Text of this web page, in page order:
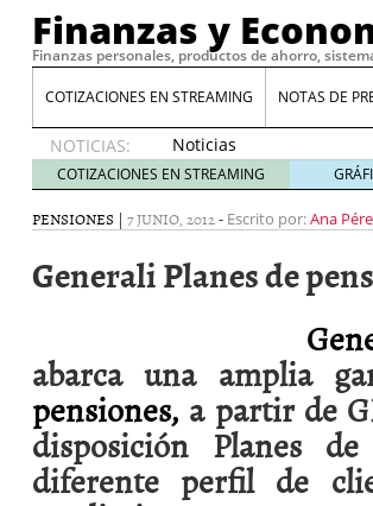
Finanzas y
Finanzas personales, productos de ahorro,
COTIZACIONES EN STREAMING NOTAS DE
NOTICIAS:
Noticias
de XRP
por qué
las
de
whales
de abril
de 2026
Comparativa Costes vs
acelera la rentabilidad? 12
Meses sin intereses:
compras 24 de noviembre
COTIZACIONES EN STREAMING
PENSIONES | 7 JUNIO, 2012- Escrito por:Ana
Generali Planes de
abarca una amplia
pensiones, a partir de
disposición Planes
diferente perfil de